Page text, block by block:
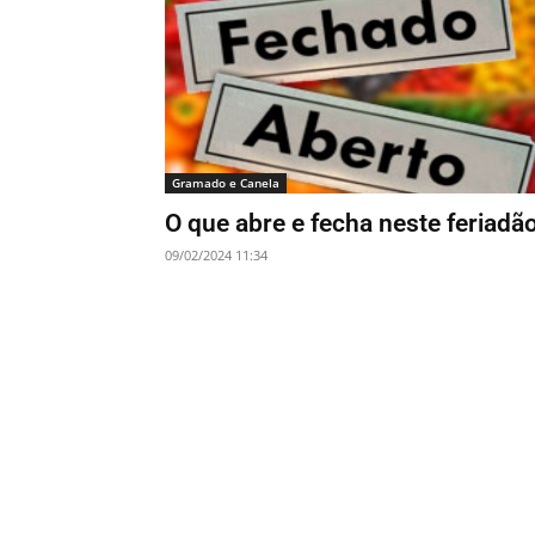
Gramado e Canela
O que abre e fecha neste
09/02/2024 11:34